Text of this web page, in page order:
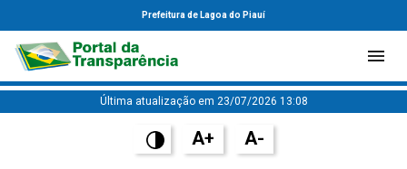
Prefeitura de Lagoa do Piauí
Última atualização em 23/07/2026 13:08
A+ A-